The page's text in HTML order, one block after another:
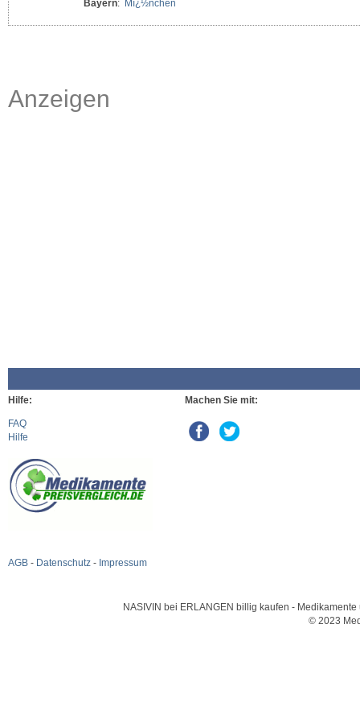
Bayern: Mï¿½nchen
Anzeigen
Hilfe:
FAQ
Hilfe
AGB - Datenschutz - Impressum
Machen Sie mit:
NASIVIN bei ERLANGEN billig kaufen -
© 2023